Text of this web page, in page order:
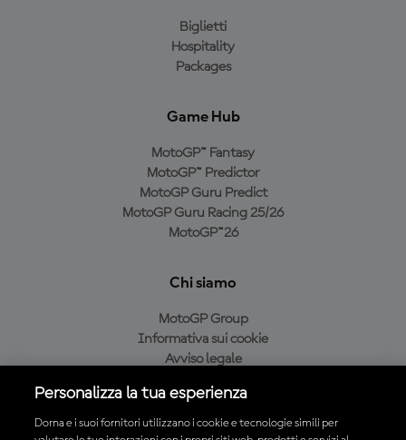
Biglietti
Hospitality
Packages
Game Hub
MotoGP™ Fantasy
MotoGP™ Predictor
MotoGP Guru Predict
MotoGP Guru Racing 25/26
MotoGP™26
Chi siamo
MotoGP Group
Informativa sui cookie
Avviso legale
Condizioni di acquisto
Personalizza la tua esperienza
Dorna e i suoi fornitori utilizzano i cookie e tecnologie simili per